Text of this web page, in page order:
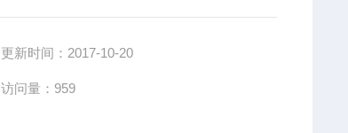
更新时间：2017-10-20
访问量：959